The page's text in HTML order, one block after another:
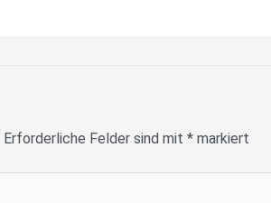
Erforderliche Felder sind mit * markiert